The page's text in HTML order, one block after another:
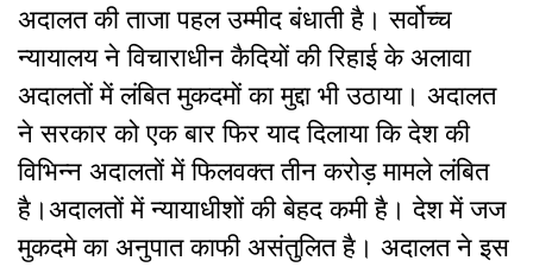
अदालत की ताजा पहल उम्मीद बंधाती है। सर्वोच्च
न्यायालय ने विचाराधीन कैदियों की रिहाई के अलावा
अदालतों में लंबित मुकदमों का मुद्दा भी उठाया। अदालत
ने सरकार को एक बार फिर याद दिलाया कि देश की
विभिन्न अदालतों में फिलवक्त तीन करोड़ मामले लंबित
है।अदालतों में न्यायाधीशों की बेहद कमी है। देश में जज
मुकदमे का अनुपात काफी असंतुलित है। अदालत ने इस